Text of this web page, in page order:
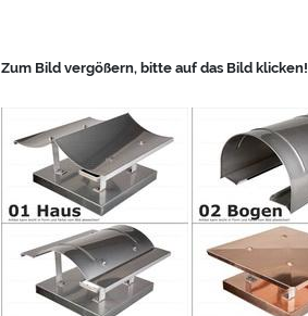
Zum Bild vergößern, bitte auf das Bild klicken!